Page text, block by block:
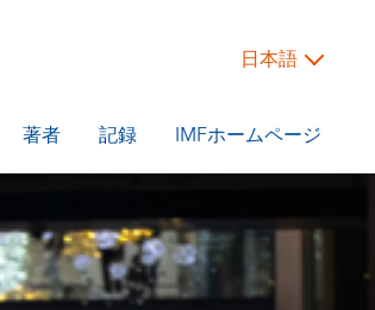
日本語
著者 記録 IMFホームページ